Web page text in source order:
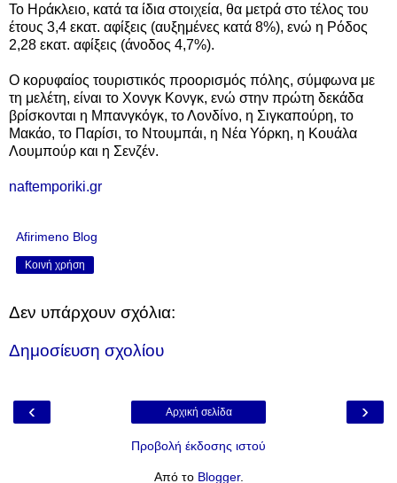
Το Ηράκλειο, κατά τα ίδια στοιχεία, θα μετρά στο τέλος του
έτους 3,4 εκατ. αφίξεις (αυξημένες κατά 8%), ενώ η Ρόδος
2,28 εκατ. αφίξεις (άνοδος 4,7%).
Ο κορυφαίος τουριστικός προορισμός πόλης, σύμφωνα με
τη μελέτη, είναι το Χονγκ Κονγκ, ενώ στην πρώτη δεκάδα
βρίσκονται η Μπανγκόγκ, το Λονδίνο, η Σιγκαπούρη, το
Μακάο, το Παρίσι, το Ντουμπάι, η Νέα Υόρκη, η Κουάλα
Λουμπούρ και η Σενζέν.
naftemporiki.gr
Afirimeno Blog
Κοινή χρήση
Δεν υπάρχουν σχόλια:
Δημοσίευση σχολίου
‹ ›
Αρχική σελίδα
Προβολή έκδοσης ιστού
Από το Blogger.